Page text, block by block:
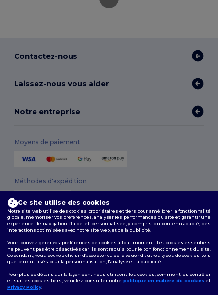
Contactez-nous
Laissez-nous vous aider
Notre entreprise
Moyens de paiement
Méthodes d'expédition
Suivez-nous
Ce site utilise des cookies
Notre site web utilise des cookies propriétaires et tiers pour améliorer la fonctionnalité
globale, mémoriser vos préférences, analyser les performances du site et garantir une
expérience de navigation fluide et personnalisée, y compris du contenu adapté, des
interactions optimisées avec notre site web, et de la publicité.
Vous pouvez gérer vos préférences de cookies à tout moment. Les cookies essentiels
ne peuvent pas être désactivés car ils sont requis pour le bon fonctionnement du site.
Cependant, vous pouvez choisir d’accepter ou de bloquer d'autres types de cookies, tels
que ceux utilisés pour la personnalisation, l'analyse et la publicité.
Pour plus de détails sur la façon dont nous utilisons les cookies, comment les contrôler
et sur les cookies tiers, veuillez consulter notre politique en matière de cookies et
Privacy Policy.